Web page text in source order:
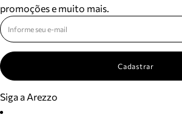
promoções e muito mais.
Cadastrar
Siga a Arezzo